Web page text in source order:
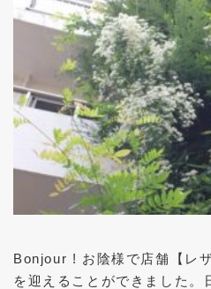
Bonjour ! お陰様で店舗【レ
を迎えることができました。